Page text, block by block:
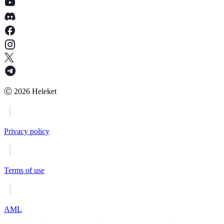
Ⓒ 2026 Heleket
Privacy policy
Terms of use
AML